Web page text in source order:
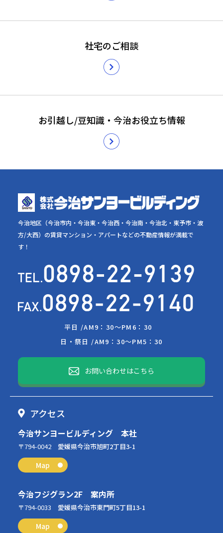
社宅のご相談
お引越し/豆知識・今治お役立ち情報
今治地区（今治市内・今治東・今治西・今治南・今治北・東予市・波
方/大西）の賃貸マンション・アパートなどの不動産情報が満載で
す！
平日 /AM9：30～PM6：30
日・祭日 /AM9：30～PM5：30
お問い合わせはこちら
アクセス
今治サンヨービルディング 本社
〒794-0042 愛媛県今治市旭町2丁目3-1
Map
今治フジグラン2F 案内所
〒794-0033 愛媛県今治市東門町5丁目13-1
Map